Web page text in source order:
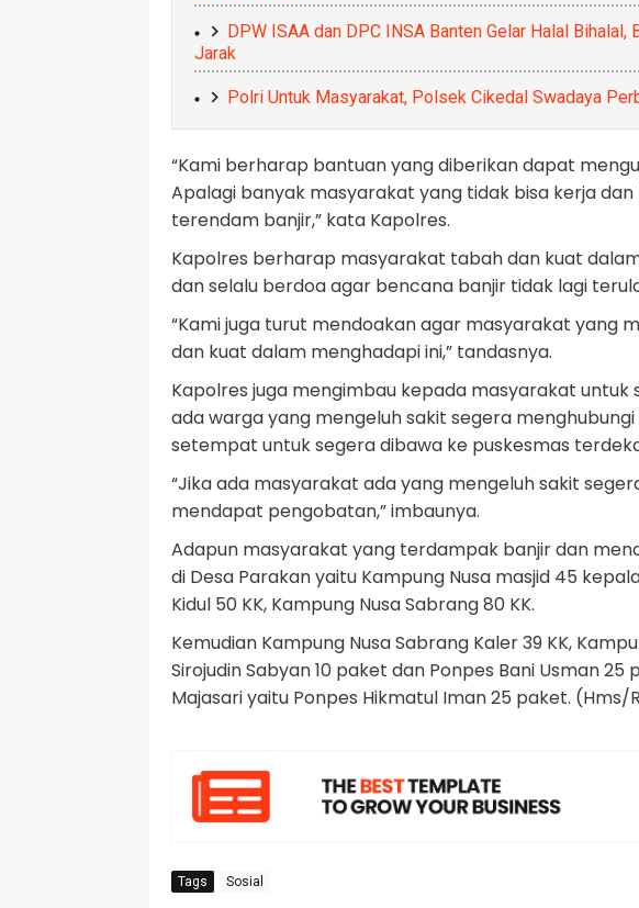
DPW ISAA dan DPC INSA Banten Gelar Halal Bihalal,
Jarak
Polri Untuk Masyarakat, Polsek Cikedal Swadaya
“Kami berharap bantuan yang diberikan dapat
Apalagi banyak masyarakat yang tidak bisa kerja
terendam banjir,” kata Kapolres.
Kapolres berharap masyarakat tabah dan kuat
dan selalu berdoa agar bencana banjir tidak lagi
“Kami juga turut mendoakan agar masyarakat yang
dan kuat dalam menghadapi ini,” tandasnya.
Kapolres juga mengimbau kepada masyarakat untuk
ada warga yang mengeluh sakit segera
setempat untuk segera dibawa ke puskesmas
“Jika ada masyarakat ada yang mengeluh sakit
mendapat pengobatan,” imbaunya.
Adapun masyarakat yang terdampak banjir dan
di Desa Parakan yaitu Kampung Nusa masjid 45
Kidul 50 KK, Kampung Nusa Sabrang 80 KK.
Kemudian Kampung Nusa Sabrang Kaler 39 KK,
Sirojudin Sabyan 10 paket dan Ponpes Bani Usman 25
Majasari yaitu Ponpes Hikmatul Iman 25 paket. (Hms/
Tags Sosial